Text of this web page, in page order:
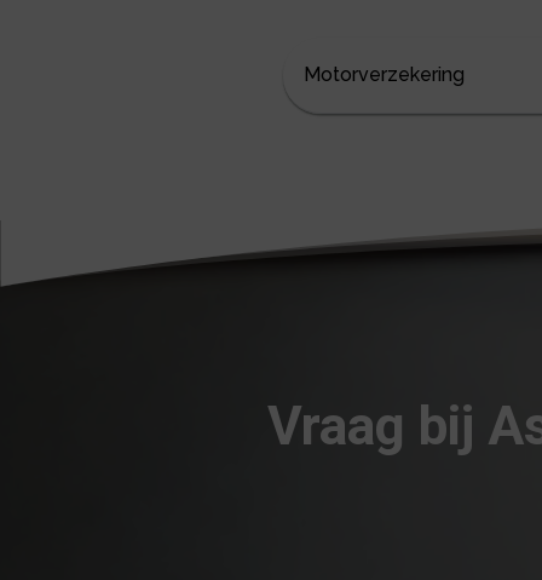
Motorverzekering
Vraag bij